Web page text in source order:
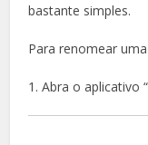
bastante simples.
Para renomear
1. Abra o aplicativo